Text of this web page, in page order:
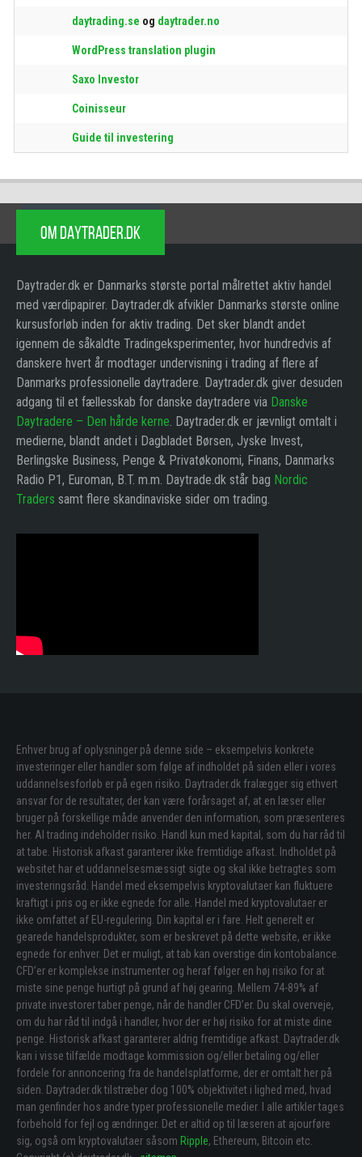
daytrading.se og daytrader.no
WordPress translation plugin
Saxo Investor
Coinisseur
Guide til investering
OM DAYTRADER.DK
Daytrader.dk er Danmarks største portal målrettet aktiv handel
med værdipapirer. Daytrader.dk afvikler Danmarks største online
kursusforløb inden for aktiv trading. Det sker blandt andet
igennem de såkaldte Tradingeksperimenter, hvor hundredvis af
danskere hvert år modtager undervisning i trading af flere af
Danmarks professionelle daytradere. Daytrader.dk giver desuden
adgang til et fællesskab for danske daytradere via Danske
Daytradere – Den hårde kerne. Daytrader.dk er jævnligt omtalt i
medierne, blandt andet i Dagbladet Børsen, Jyske Invest,
Berlingske Business, Penge & Privatøkonomi, Finans, Danmarks
Radio P1, Euroman, B.T. m.m. Daytrade.dk står bag Nordic
Traders samt flere skandinaviske sider om trading.
Enhver brug af oplysninger på denne side – eksempelvis konkrete
investeringer eller handler som følge af indholdet på siden eller i vores
uddannelsesforløb er på egen risiko. Daytrader.dk fralægger sig ethvert
ansvar for de resultater, der kan være forårsaget af, at en læser eller
bruger på forskellige måde anvender den information, som præsenteres
her. Al trading indeholder risiko. Handl kun med kapital, som du har råd til
at tabe. Historisk afkast garanterer ikke fremtidige afkast. Indholdet på
websitet har et uddannelsesmæssigt sigte og skal ikke betragtes som
investeringsråd. Handel med eksempelvis kryptovalutaer kan fluktuere
kraftigt i pris og er ikke egnede for alle. Handel med kryptovalutaer er
ikke omfattet af EU-regulering. Din kapital er i fare. Helt generelt er
gearede handelsprodukter, som er beskrevet på dette website, er ikke
egnede for enhver. Det er muligt, at tab kan overstige din kontobalance.
CFD’er er komplekse instrumenter og heraf følger en høj risiko for at
miste sine penge hurtigt på grund af høj gearing. Mellem 74-89% af
private investorer taber penge, når de handler CFD’er. Du skal overveje,
om du har råd til indgå i handler, hvor der er høj risiko for at miste dine
penge. Historisk afkast garanterer aldrig fremtidige afkast. Daytrader.dk
kan i visse tilfælde modtage kommission og/eller betaling og/eller
fordele for annoncering fra de handelsplatforme, der er omtalt her på
siden. Daytrader.dk tilstræber dog 100% objektivitet i lighed med, hvad
man genfinder hos andre typer professionelle medier. I alle artikler tages
forbehold for fejl og ændringer. Det er altid op til læseren at ajourføre
sig, også om kryptovalutaer såsom Ripple, Ethereum, Bitcoin etc.